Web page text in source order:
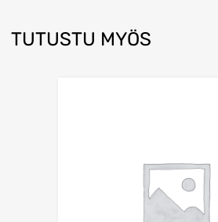
TUTUSTU MYÖS